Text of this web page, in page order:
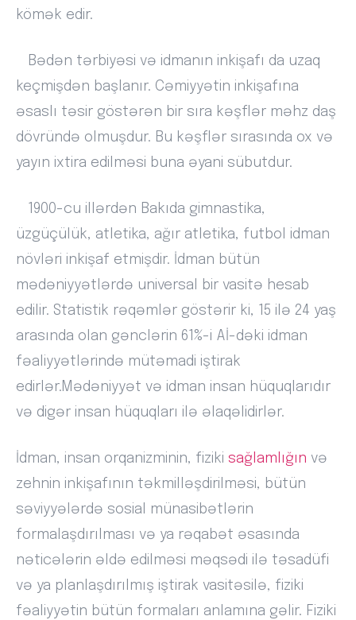
kömək edir.
Bədən tərbiyəsi və idmanın inkişafı da uzaq
keçmişdən başlanır. Cəmiyyətin inkişafına
əsaslı təsir göstərən bir sıra kəşflər məhz daş
dövründə olmuşdur. Bu kəşflər sırasında ox və
yayın ixtira edilməsi buna əyani sübutdur.
1900-cu illərdən Bakıda gimnastika,
üzgüçülük, atletika, ağır atletika, futbol idman
növləri inkişaf etmişdir. İdman bütün
mədəniyyətlərdə universal bir vasitə hesab
edilir. Statistik rəqəmlər göstərir ki, 15 ilə 24 yaş
arasında olan gənclərin 61%-i Aİ-dəki idman
fəaliyyətlərində mütəmadi iştirak
edirlər.Mədəniyyət və idman insan hüquqlarıdır
və digər insan hüquqları ilə əlaqəlidirlər.
İdman, insan orqanizminin, fiziki sağlamlığın və
zehnin inkişafının təkmilləşdirilməsi, bütün
səviyyələrdə sosial münasibətlərin
formalaşdırılması və ya rəqabət əsasında
nəticələrin əldə edilməsi məqsədi ilə təsadüfi
və ya planlaşdırılmış iştirak vasitəsilə, fiziki
fəaliyyətin bütün formaları anlamına gəlir. Fiziki